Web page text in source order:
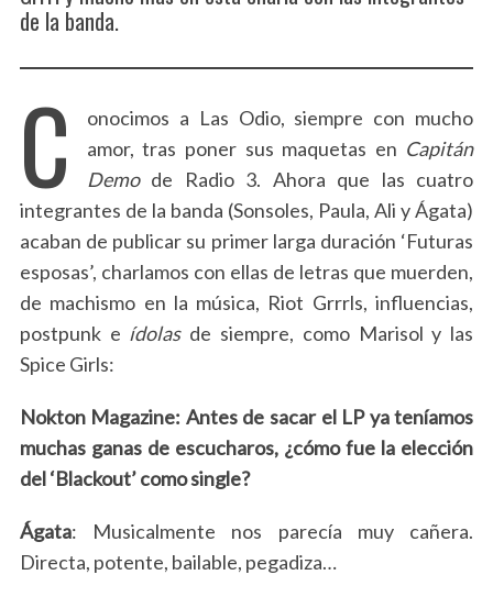
de la banda.
C
onocimos a Las Odio, siempre con mucho
amor, tras poner sus maquetas en Capitán
Demo de Radio 3. Ahora que las cuatro
integrantes de la banda (Sonsoles, Paula, Ali y Ágata)
acaban de publicar su primer larga duración ‘Futuras
esposas’, charlamos con ellas de letras que muerden,
de machismo en la música, Riot Grrrls, influencias,
postpunk e ídolasde siempre, como Marisol y las
Spice Girls:
Nokton Magazine: Antes de sacar el LP ya teníamos
muchas ganas de escucharos, ¿cómo fue la elección
del ‘Blackout’ como single?
Ágata: Musicalmente nos parecía muy cañera.
Directa, potente, bailable, pegadiza…